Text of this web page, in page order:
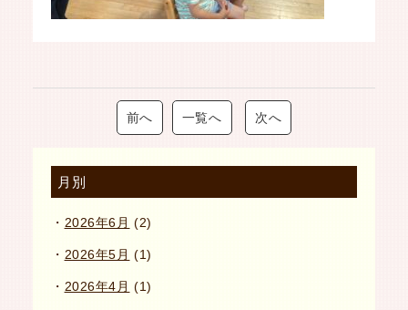
前へ 一覧へ 次へ
月別
2026年6月 (2)
2026年5月 (1)
2026年4月 (1)